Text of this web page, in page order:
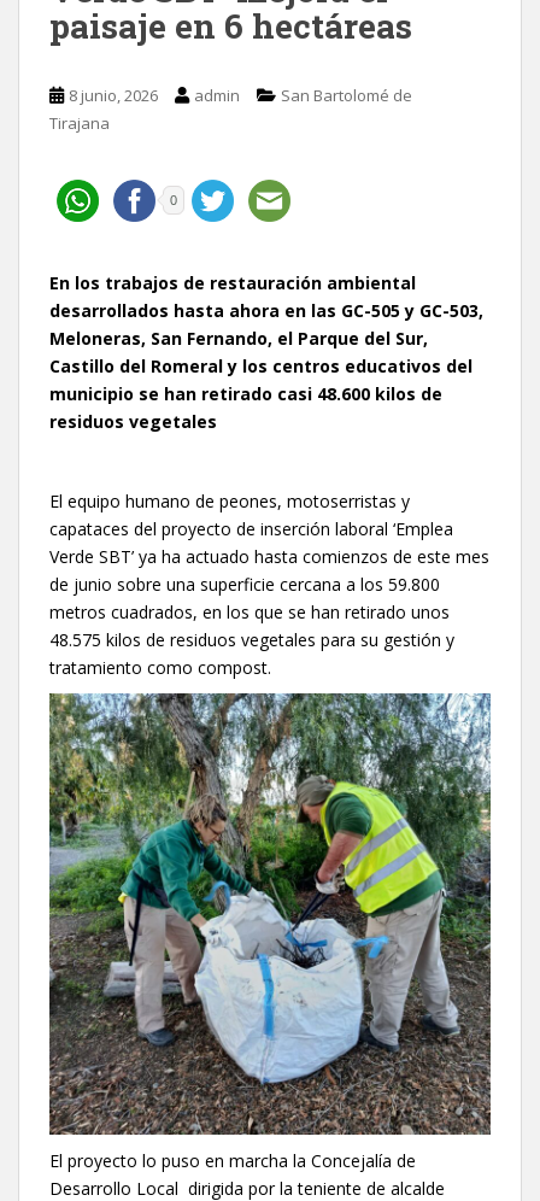
paisaje en 6 hectáreas
8 junio, 2026 admin
San Bartolomé de
Tirajana
0
En los trabajos de restauración ambiental
desarrollados hasta ahora en las GC-505 y GC-503,
Meloneras, San Fernando, el Parque del Sur,
Castillo del Romeral y los centros educativos del
municipio se han retirado casi 48.600 kilos de
residuos vegetales
El equipo humano de peones, motoserristas y
capataces del proyecto de inserción laboral ‘Emplea
Verde SBT’ ya ha actuado hasta comienzos de este mes
de junio sobre una superficie cercana a los 59.800
metros cuadrados, en los que se han retirado unos
48.575 kilos de residuos vegetales para su gestión y
tratamiento como compost.
El proyecto lo puso en marcha la Concejalía de
Desarrollo Local dirigida por la teniente de alcalde